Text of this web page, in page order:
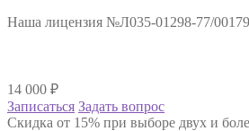
Наша лицензия №Л035-01298-77/
14 000 ₽
Записаться Задать вопрос
Скидка от 15% при выборе двух и